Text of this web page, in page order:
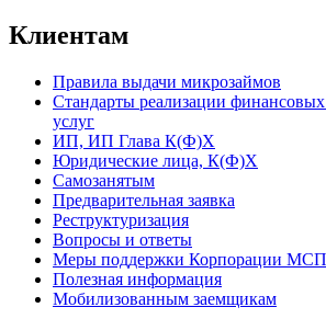
Клиентам
Правила выдачи микрозаймов
Стандарты реализации
услуг
ИП, ИП Глава К(Ф)Х
Юридические лица, К(Ф)Х
Самозанятым
Предварительная заявка
Реструктуризация
Вопросы и ответы
Меры поддержки Корпорации МСП
Полезная информация
Мобилизованным заемщикам